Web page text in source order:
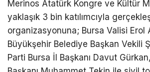
Merinos Atatürk Kongre ve Kültür
yaklaşık 3 bin katılımcıyla
organizasyonuna; Bursa Valisi Erol
Büyükşehir Belediye Başkan Vekili
Parti Bursa İl Başkanı Davut